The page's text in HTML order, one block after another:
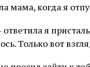
мама, когда я
я
Только вот